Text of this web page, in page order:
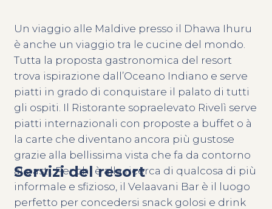
Servizi del resort
Un viaggio alle Maldive presso il Dhawa Ihuru
è anche un viaggio tra le cucine del mondo.
Tutta la proposta gastronomica del resort
trova ispirazione dall’Oceano Indiano e serve
piatti in grado di conquistare il palato di tutti
gli ospiti. Il Ristorante sopraelevato Rivelì serve
piatti internazionali con proposte a buffet o à
la carte che diventano ancora più gustose
grazie alla bellissima vista che fa da contorno
ai pasti. Per chi è alla ricerca di qualcosa di più
informale e sfizioso, il Velaavani Bar è il luogo
perfetto per concedersi snack golosi e drink